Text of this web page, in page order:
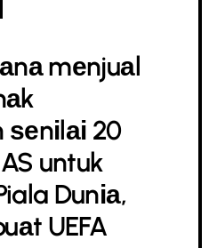
mеnjuаl
20
untuk
Dunіа,
UEFA